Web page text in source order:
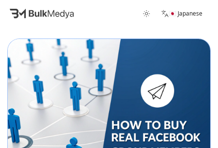
🇯🇵 Japanese